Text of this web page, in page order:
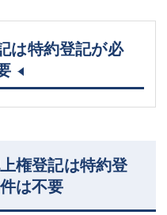
は特約登記が必
権登記は特約登
は不要